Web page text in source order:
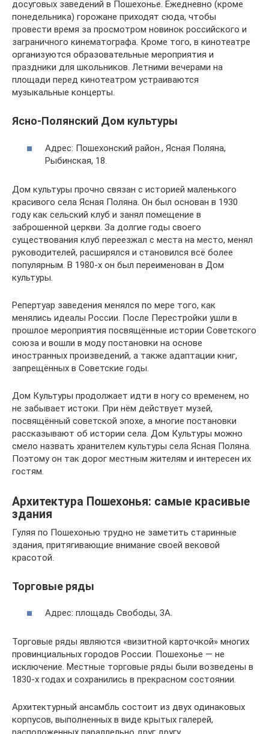
досуговых заведений в Пошехонье. Ежедневно (кроме
понедельника) горожане приходят сюда, чтобы
провести время за просмотром новинок российского и
заграничного кинематографа. Кроме того, в кинотеатре
организуются образовательные мероприятия и
праздники для школьников. Летними вечерами на
площади перед кинотеатром устраиваются
музыкальные концерты.
Ясно-Полянский Дом культуры
Адрес: Пошехонский район., Ясная Поляна,
Рыбинская, 18.
Дом культуры прочно связан с историей маленького
красивого села Ясная Поляна. Он был основан в 1930
году как сельский клуб и занял помещение в
заброшенной церкви. За долгие годы своего
существования клуб переезжал с места на место, менял
руководителей, расширялся и становился всё более
популярным. В 1980-х он был переименован в Дом
культуры.
Репертуар заведения менялся по мере того, как
менялись идеалы России. После Перестройки ушли в
прошлое мероприятия посвящённые истории Советского
союза и вошли в моду постановки на основе
иностранных произведений, а также адаптации книг,
запрещённых в Советские годы.
Дом Культуры продолжает идти в ногу со временем, но
не забывает истоки. При нём действует музей,
посвящённый советской эпохе, а многие постановки
рассказывают об истории села. Дом Культуры можно
смело назвать хранителем культуры села Ясная Поляна.
Поэтому он так дорог местным жителям и интересен их
гостям.
Архитектура Пошехонья: самые красивые
здания
Гуляя по Пошехонью трудно не заметить старинные
здания, притягивающие внимание своей вековой
красотой.
Торговые ряды
Адрес: площадь Свободы, 3А.
Торговые ряды являются «визитной карточкой» многих
провинциальных городов России. Пошехонье — не
исключение. Местные торговые ряды были возведены в
1830-х годах и сохранились в прекрасном состоянии.
Архитектурный ансамбль состоит из двух одинаковых
корпусов, выполненных в виде крытых галерей,